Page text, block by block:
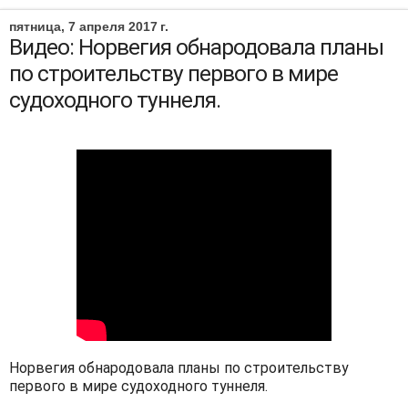
пятница, 7 апреля 2017 г.
Видео: Норвегия обнародовала планы
по строительству первого в мире
судоходного туннеля.
Норвегия обнародовала планы по строительству
первого в мире судоходного туннеля.